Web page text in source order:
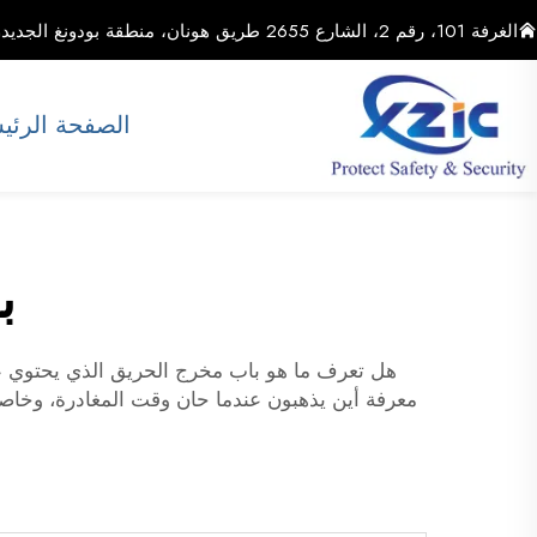
الغرفة 101، رقم 2، الشارع 2655 طريق هونان، منطقة بودونغ الجديدة، مدينة شنغهاي، الصين
الصفحة
هل تعرف ما هو باب مخرج الحريق الذي يحتوي